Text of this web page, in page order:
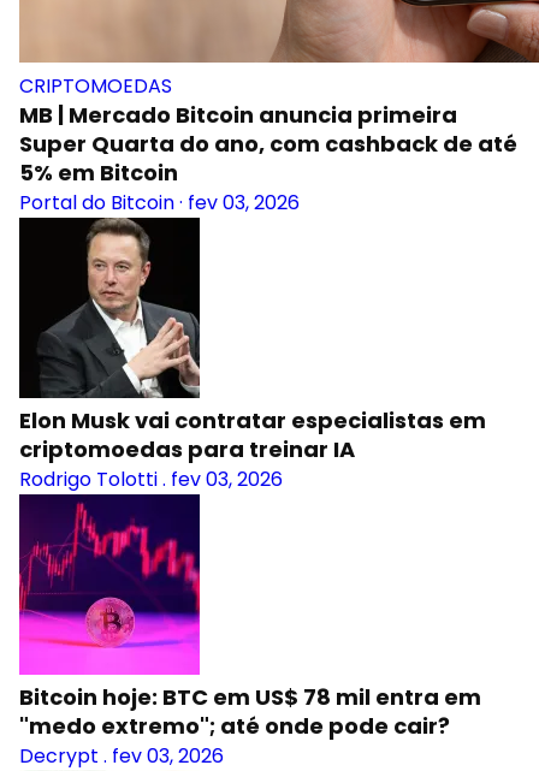
CRIPTOMOEDAS
MB | Mercado Bitcoin anuncia primeira
Super Quarta do ano, com cashback de até
5% em Bitcoin
Portal do Bitcoin· fev 03, 2026
Elon Musk vai contratar especialistas em
criptomoedas para treinar IA
Rodrigo Tolotti. fev 03, 2026
Bitcoin hoje: BTC em US$ 78 mil entra em
"medo extremo"; até onde pode cair?
Decrypt . fev 03, 2026